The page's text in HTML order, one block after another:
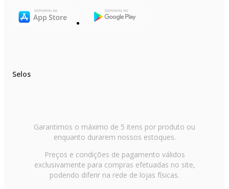
Selos
Garantimos o máximo de 5 itens por produto ou
enquanto durarem nossos estoques.
Preços e condições de pagamento válidos
exclusivamente para compras efetuadas no site,
podendo diferir na rede de lojas físicas.